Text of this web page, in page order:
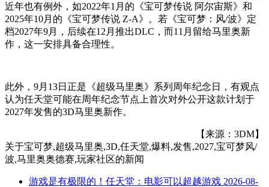
近年也有例外，如2022年1月的《宝可梦传说 阿尔宙斯》和
2025年10月的《宝可梦传说 Z-A》。若《宝可梦：风/波》定
档2027年9月，后续在12月推出DLC，而11月留给马里奥新
作，这一安排具备合理性。
此外，9月13日正是《超级马里奥》系列周年纪念日，有观点
认为任天堂可能在周年纪念节点上首次对外公开这款计划于
2027年发售的3D马里奥新作。
【来源：3DM】
关于宝可梦,超级马里奥,3D,任天堂,爆料,发售,2027,宝可梦风/
波,马里奥奥德赛,玩家社区的新闻
游戏是有极限的！任天堂：电影可以超越游戏 2026-08-